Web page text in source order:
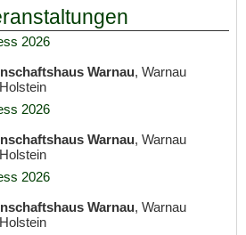
2026
Warnau, Warnau
2026
Warnau, Warnau
2026
Warnau, Warnau